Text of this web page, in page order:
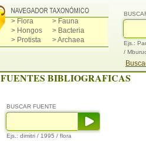
> Flora
> Fauna
> Hongos
> Bacteria
> Protista
> Archaea
Ejs.:
/
FUENTES BIBLIOGRAFICAS
BUSCAR FUENTE
Ejs.: dimitri / 1995 / flora